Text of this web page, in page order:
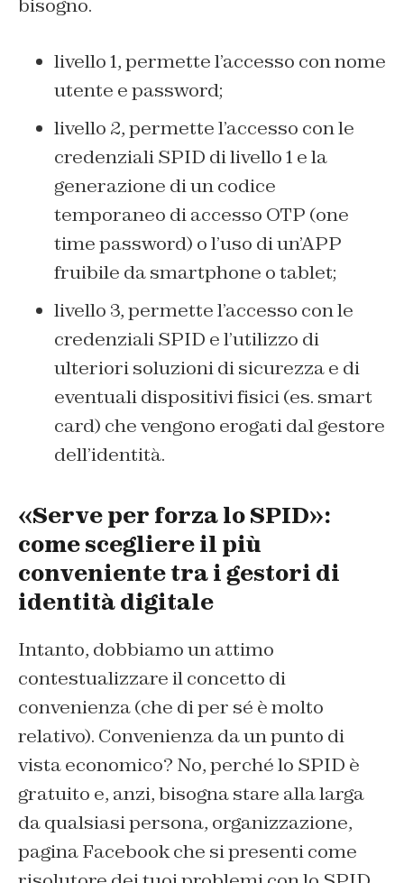
bisogno.
livello 1, permette l’accesso con nome
utente e password;
livello 2, permette l’accesso con le
credenziali SPID di livello 1 e la
generazione di un codice
temporaneo di accesso OTP (one
time password) o l’uso di un’APP
fruibile da smartphone o tablet;
livello 3, permette l’accesso con le
credenziali SPID e l’utilizzo di
ulteriori soluzioni di sicurezza e di
eventuali dispositivi fisici (es. smart
card) che vengono erogati dal gestore
dell’identità.
«Serve per forza lo SPID»:
come scegliere il più
conveniente tra i gestori di
identità digitale
Intanto, dobbiamo un attimo
contestualizzare il concetto di
convenienza (che di per sé è molto
relativo). Convenienza da un punto di
vista economico? No, perché lo SPID è
gratuito e, anzi, bisogna stare alla larga
da qualsiasi persona, organizzazione,
pagina Facebook che si presenti come